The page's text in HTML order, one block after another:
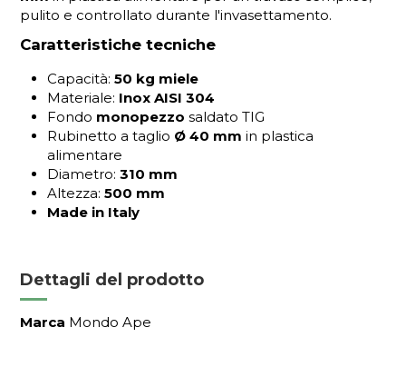
pulito e controllato durante l'invasettamento.
Caratteristiche tecniche
Capacità:50 kg miele
Materiale: Inox AISI 304
Fondo monopezzo saldato TIG
Rubinetto a taglio Ø 40 mm in plastica
alimentare
Diametro:310 mm
Altezza:500 mm
Made in Italy
Dettagli del prodotto
Marca Mondo Ape